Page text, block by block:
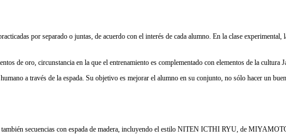
por separado o juntas, de acuerdo con el interés de cada alumno. En la clase experimental,
de oro, circunstancia en la que el entrenamiento es complementado con elementos de la
a través de la espada. Su objetivo es mejorar el alumno en su conjunto, no sólo hacer un
también secuencias con espada de madera, incluyendo el estilo NITEN ICTHI RYU, de